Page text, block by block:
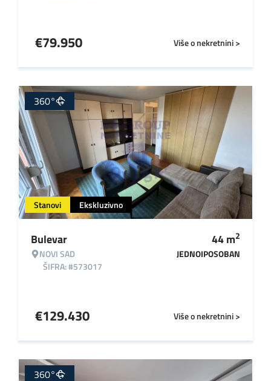
Više o nekretnini >
€79.950
Stanovi Ekskluzivno
360°
Bulevar
NOVI SAD
ŠIFRA: #573017
44m2
JEDNOIPOSOBAN
Više o nekretnini >
€129.430
360°